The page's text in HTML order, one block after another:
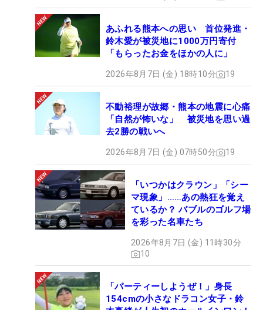
あふれる熊本への思い 首位発進・
鈴木愛が被災地に1000万円寄付
「もらったお金をほかの人に」
2026年8月7日 (金) 18時10分 19
不動裕理が故郷・熊本の地震に心痛
「自然が怖いな」 被災地を思い過
去2勝の戦いへ
2026年8月7日 (金) 07時50分 19
「いつかはクラウン」「シー
マ現象」……あの熱狂を覚え
ているか？ バブルのゴルフ場
を彩った名車たち
2026年8月7日 (金) 11時30分
10
「パーティーしようぜ！」身長
154cmの小さなドラコン女子・鈴